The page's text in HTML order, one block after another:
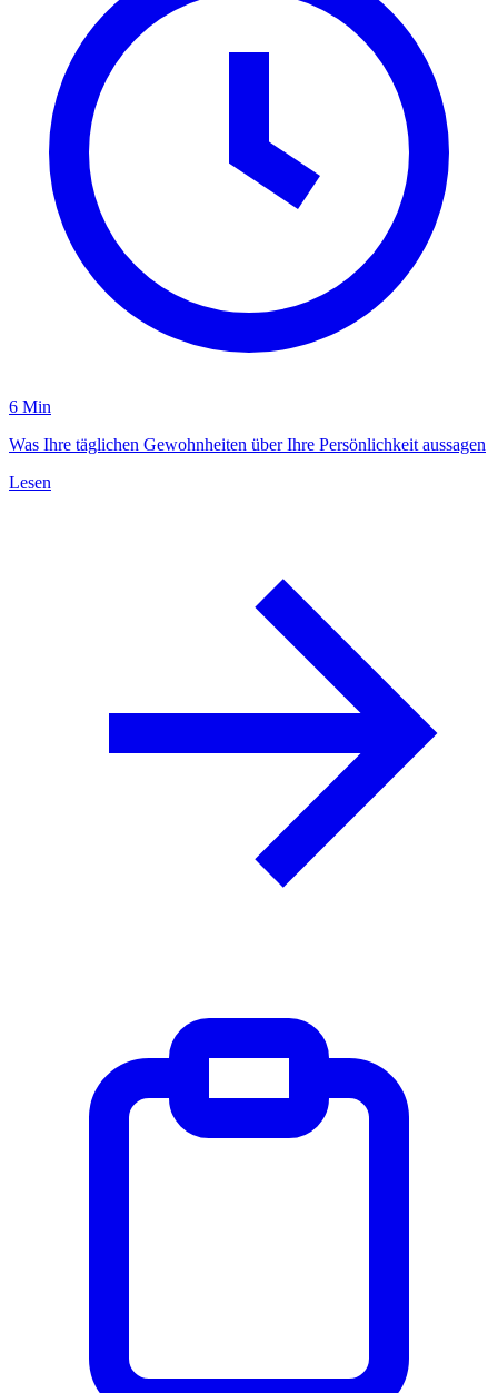
6 Min
Was Ihre täglichen Gewohnheiten über Ihre Persönlichkeit aussagen
Lesen